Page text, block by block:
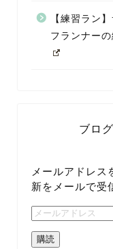
【練習ラン
フランナー
ブロ
メールアドレス
新をメールで受
購読